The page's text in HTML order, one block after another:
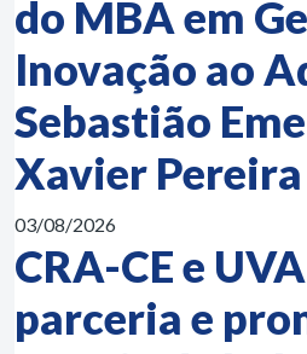
do MBA em
Inovação ao
Sebastião
Xavier Pereira
03/08/2026
CRA-CE e
parceria e